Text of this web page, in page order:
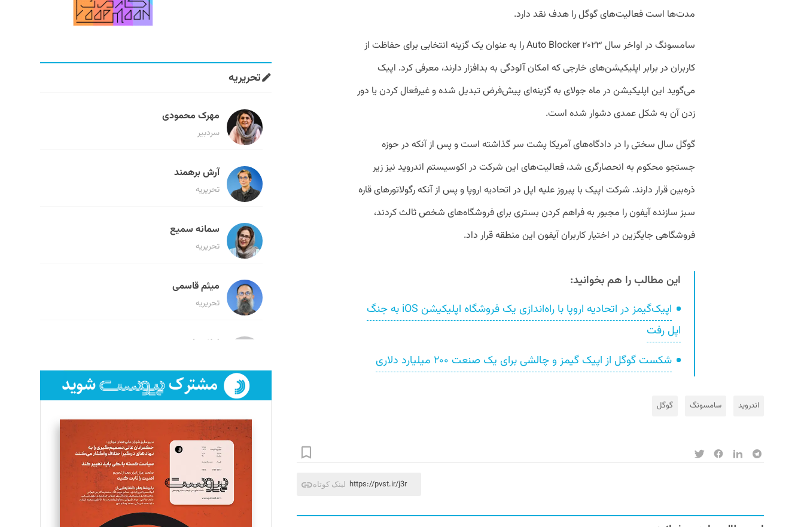
مدت‌ها است فعالیت‌های گوگل را هدف نقد دارد.
سامسونگ در اواخر سال ۲۰۲۳ Auto Blocker را به عنوان یک گزینه انتخابی برای حفاظت از
کاربران در برابر اپلیکیشن‌های خارجی که امکان آلودگی به بدافزار دارند،‌ معرفی کرد. اپیک
می‌گوید این اپلیکیشن در ماه جولای به گزینه‌ای پیش‌فرض تبدیل شده و غیرفعال کردن یا دور
زدن آن به شکل عمدی دشوار شده است.
گوگل سال سختی را در دادگاه‌های آمریکا پشت سر گذاشته است و پس از آنکه در حوزه
جستجو محکوم به انحصار‌گری شد، فعالیت‌های این شرکت در اکوسیستم اندروید نیز زیر
ذره‌بین قرار دارند. شرکت اپیک با پیروز علیه اپل در اتحادیه اروپا و پس از آنکه رگولاتور‌های قاره
سبز سازنده آیفون را مجبور به فراهم کردن بستری برای فروشگاه‌های شخص ثالث کردند،
فروشگاهی جایگزین در اختیار کاربران آیفون این منطقه قرار داد.
این مطالب را هم بخوانید:
اپیک‌گیمز در اتحادیه اروپا با راه‌اندازی یک فروشگاه اپلیکیشن iOS به جنگ
اپل رفت
شکست گوگل از اپیک گیمز و چالشی برای یک صنعت ۲۰۰ میلیارد دلاری
اندروید سامسونگ گوگل
لینک کوتاه https://pvst.ir/j3r
تحریریه
مهرک محمودی
سردبیر
آرش برهمند
تحریریه
سمانه سمیع
تحریریه
میثم قاسمی
تحریریه
لیلا حنارود
فائزه فتحی رستمی
تحریریه
سروش کرمیان
تحریریه
مینا پاکدل